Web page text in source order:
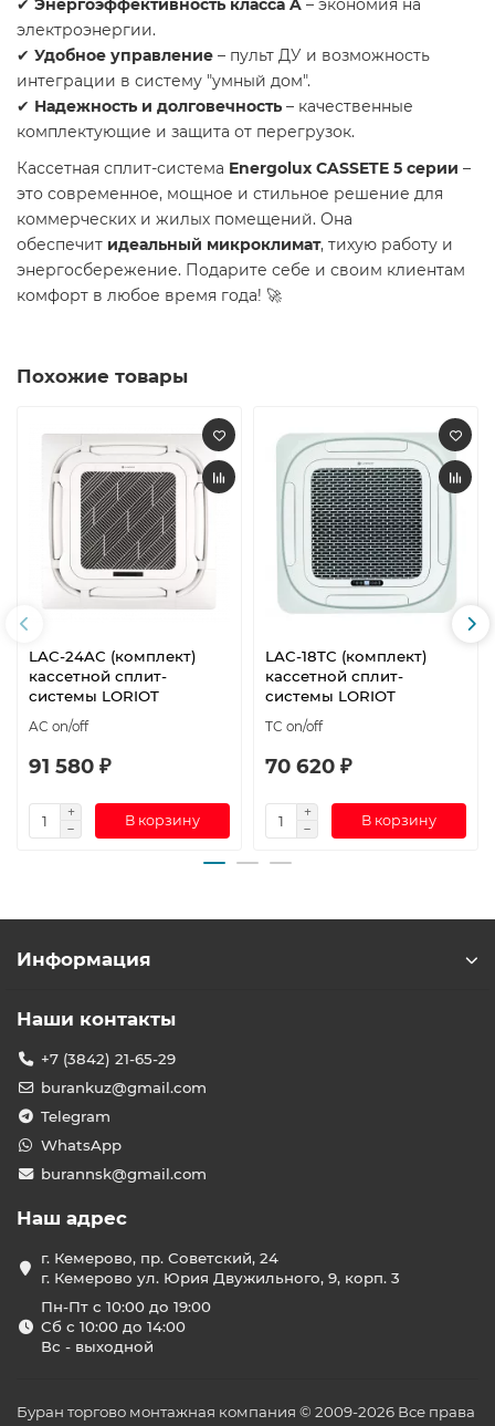
✔ Энергоэффективность класса A – экономия на
электроэнергии.
✔ Удобное управление – пульт ДУ и возможность
интеграции в систему "умный дом".
✔ Надежность и долговечность – качественные
комплектующие и защита от перегрузок.
Кассетная сплит-система Energolux CASSETE 5 серии –
это современное, мощное и стильное решение для
коммерческих и жилых помещений. Она
обеспечит идеальный микроклимат, тихую работу и
энергосбережение. Подарите себе и своим клиентам
комфорт в любое время года! 🚀
Похожие товары
LAC-24AС (комплект)
кассетной сплит-
системы LORIOT
AC on/off
91 580 ₽
В корзину
LAC-18TC (комплект)
кассетной сплит-
системы LORIOT
TC on/off
70 620 ₽
В корзину
Информация
Наши контакты
+7 (3842) 21-65-29
burankuz@gmail.com
Telegram
WhatsApp
burannsk@gmail.com
Наш адрес
г. Кемерово, пр. Советский, 24
г. Кемерово ул. Юрия Двужильного, 9, корп. 3
Пн-Пт с 10:00 до 19:00
Сб с 10:00 до 14:00
Вс - выходной
Буран торгово монтажная компания © 2009-2026 Все права